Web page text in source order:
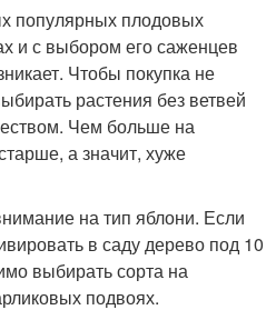
популярных плодовых
и с выбором его саженцев
Чтобы покупка не
растения без ветвей
Чем больше на
а значит, хуже
на тип яблони. Если
в саду дерево под 10
выбирать сорта на
подвоях.